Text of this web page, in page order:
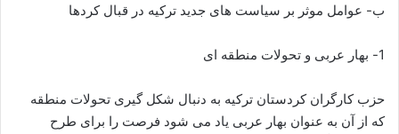
ب- عوامل موثر بر سیاست های جدید ترکیه در قبال کردها
1- بهار عربی و تحولات منطقه ای
حزب کارگران کردستان ترکیه به دنبال شکل گیری تحولات منطقه
که از آن به عنوان بهار عربی یاد می شود فرصت را برای طرح